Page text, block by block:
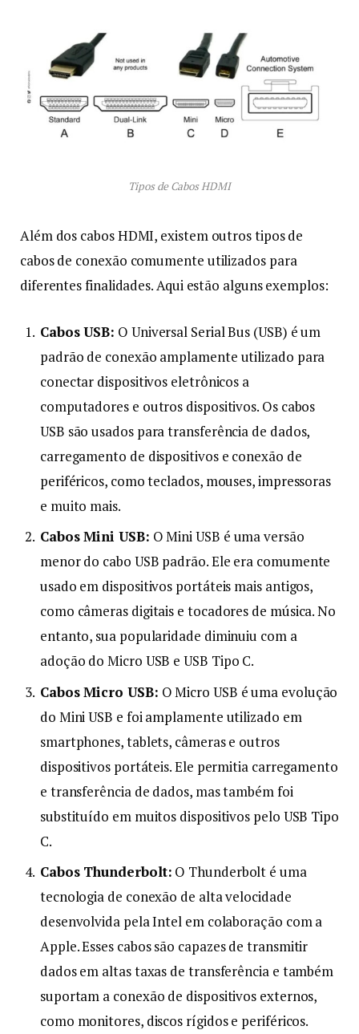
Tipos de Cabos HDMI
Além dos cabos HDMI, existem outros tipos de
cabos de conexão comumente utilizados para
diferentes finalidades. Aqui estão alguns exemplos:
Cabos USB: O Universal Serial Bus (USB) é um
padrão de conexão amplamente utilizado para
conectar dispositivos eletrônicos a
computadores e outros dispositivos. Os cabos
USB são usados para transferência de dados,
carregamento de dispositivos e conexão de
periféricos, como teclados, mouses, impressoras
e muito mais.
Cabos Mini USB: O Mini USB é uma versão
menor do cabo USB padrão. Ele era comumente
usado em dispositivos portáteis mais antigos,
como câmeras digitais e tocadores de música. No
entanto, sua popularidade diminuiu com a
adoção do Micro USB e USB Tipo C.
Cabos Micro USB: O Micro USB é uma evolução
do Mini USB e foi amplamente utilizado em
smartphones, tablets, câmeras e outros
dispositivos portáteis. Ele permitia carregamento
e transferência de dados, mas também foi
substituído em muitos dispositivos pelo USB Tipo
C.
Cabos Thunderbolt: O Thunderbolt é uma
tecnologia de conexão de alta velocidade
desenvolvida pela Intel em colaboração com a
Apple. Esses cabos são capazes de transmitir
dados em altas taxas de transferência e também
suportam a conexão de dispositivos externos,
como monitores, discos rígidos e periféricos.